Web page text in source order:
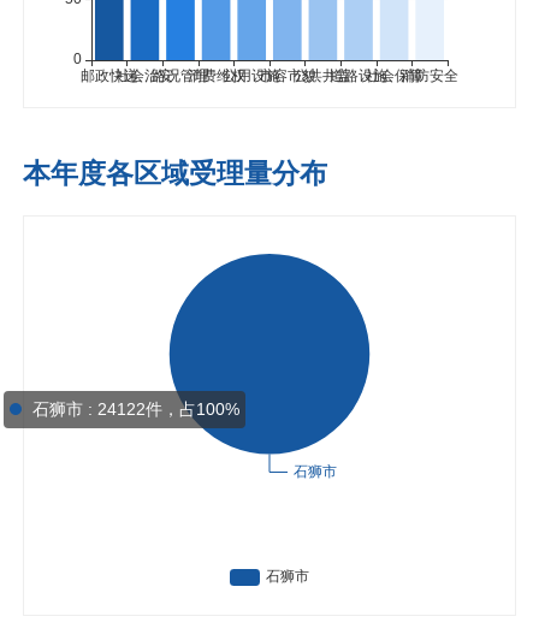
本年度各区域受理量分布
石狮市 : 24122件，占100%